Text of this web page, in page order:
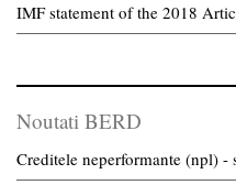
IMF statement of the 2018
Noutati BERD
Creditele neperformante (npl) -